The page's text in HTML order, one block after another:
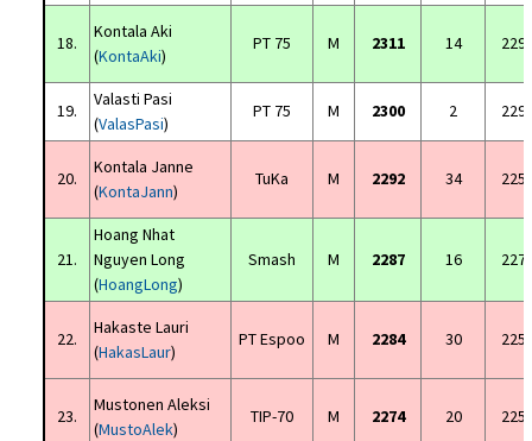
18.
Kontala Aki
(KontaAki)
PT 75 M 2311 14
19.
Valasti Pasi
(ValasPasi)
PT 75 M 2300 2
20.
Kontala Janne
(KontaJann)
TuKa M 2292 34
21.
Hoang Nhat
Nguyen Long
(HoangLong)
Smash M 2287 16
22.
Hakaste Lauri
(HakasLaur)
PT Espoo M 2284 30
23.
Mustonen Aleksi
(MustoAlek)
TIP-70 M 2274 20